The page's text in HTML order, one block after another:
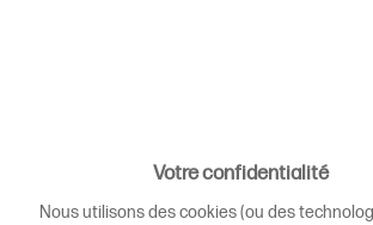
Votre confidentialité
Nous utilisons des cookies (ou des